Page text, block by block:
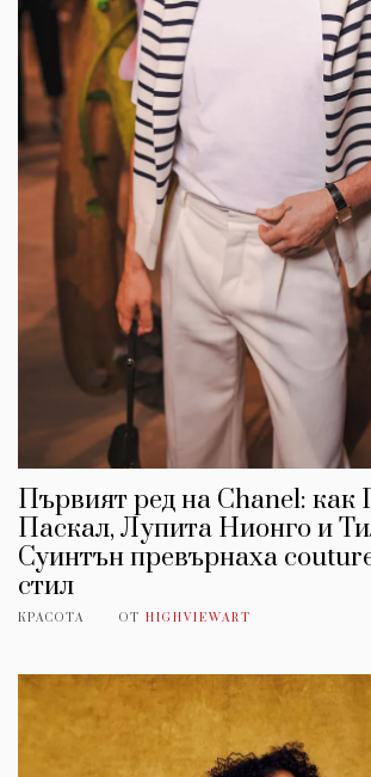
Първият ред на Chanel: как
Паскал, Лупита Нионго и
Суинтън превърнаха
стил
КРАСОТА ОТ HIGHVIEWART